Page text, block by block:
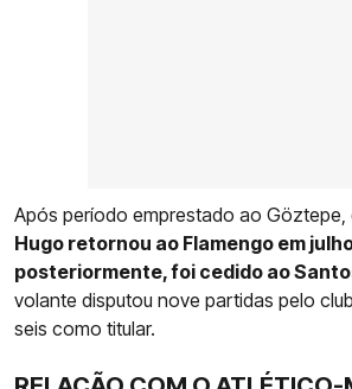
Após período emprestado ao Göztepe,
Hugo retornou ao Flamengo em
posteriormente, foi cedido ao
volante disputou nove partidas pelo
seis como titular.